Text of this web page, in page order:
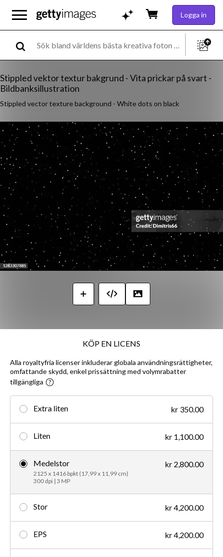
Logga in
Stippled vektor textur bakgrund - Vita prickar på svart -
Bildbanksillustration
Stippled vector texture background - White dots on black
KÖP EN LICENS
Alla royaltyfria licenser inkluderar globala användningsrättigheter,
omfattande skydd, enkel prissättning med volymrabatter
tillgängliga
Extra liten kr 350.00
Liten kr 1,100.00
Medelstor
2125 x 1416 bpkt (17,99 x 11,99 cm)
300 dpi | 3 MP
kr 2,800.00
Stor kr 4,200.00
EPS kr 4,200.00